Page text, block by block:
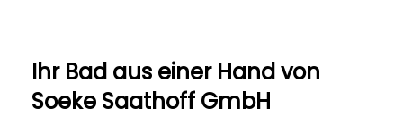
Ihr Bad aus einer Hand​ von
Soeke Saathoff GmbH